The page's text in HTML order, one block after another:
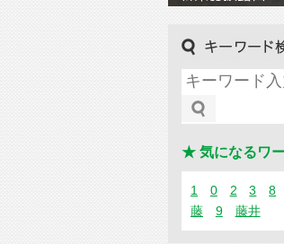
★ 気になるワ
1 0 2 3 8
藤
9 藤井